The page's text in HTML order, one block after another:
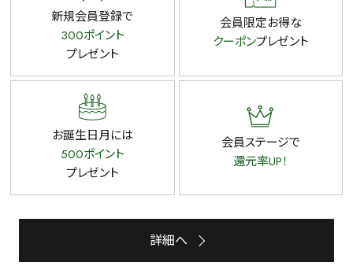
新規会員登録で
300ポイント
プレゼント
会員限定お得な
クーポンプレゼント
お誕生日月には
500ポイント
プレゼント
会員ステージで
還元率UP！
詳細へ